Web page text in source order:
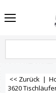
<< Zurück |
3620